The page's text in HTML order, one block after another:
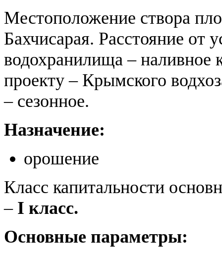
Местоположение створа
Бахчисарая. Расстояние от
водохранилища – наливное
проекту – Крымского
– сезонное.
Назначение:
орошение
Класс капитальности
– I класс.
Основные параметры: